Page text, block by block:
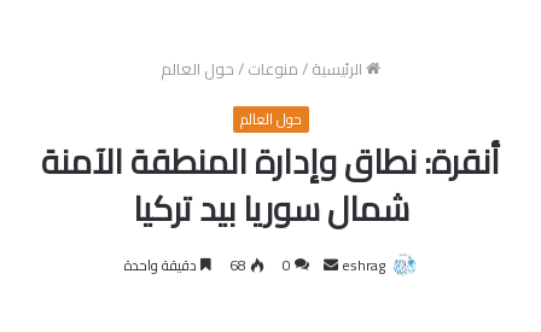
الرئيسية/منوعات/حول العالم
حول العالم
أنقرة: نطاق وإدارة المنطقة الآمنة
شمال سوريا بيد تركيا
eshrag
أرسل 0
68 دقيقة واحدة